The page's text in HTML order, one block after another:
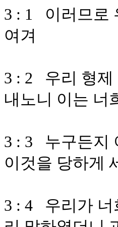
3 : 1 이러므로
여겨
3 : 2 우리 형제
내노니 이는 너
3 : 3 누구든지
이것을 당하게
3 : 4 우리가 너